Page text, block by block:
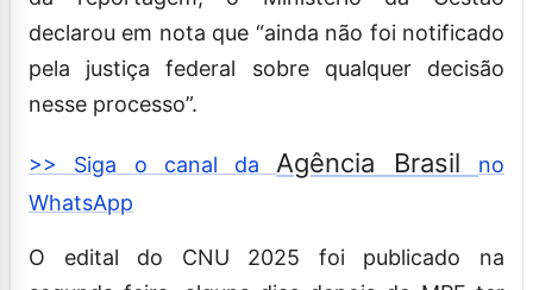
declarou em nota que “ainda não foi notificado
pela justiça federal sobre qualquer decisão
nesse processo”.
>> Siga o canal da Agência Brasil
no
WhatsApp
O edital do CNU 2025 foi publicado na